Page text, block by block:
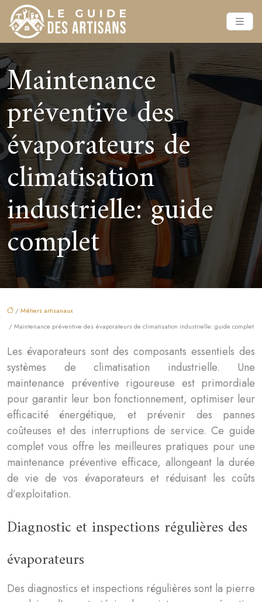
Maintenance
préventive des
évaporateurs de
climatisation
industrielle: guide
complet
/Métiers artisanaux
/ Maintenance préventive des évaporateurs de climatisation industrielle: guide complet
Les évaporateurs sont des composants essentiels des
systèmes de climatisation industrielle. Une
maintenance préventive rigoureuse est primordiale
pour garantir leur bon fonctionnement, optimiser leur
efficacité énergétique, et prévenir des pannes
coûteuses et des interruptions de service. Ce guide
complet vous offre les meilleures pratiques pour une
maintenance préventive efficace, allongeant la durée
de vie de vos évaporateurs et réduisant les coûts
d’exploitation.
Diagnostic et inspections régulières des
évaporateurs
Des diagnostics et inspections régulières sont la pierre